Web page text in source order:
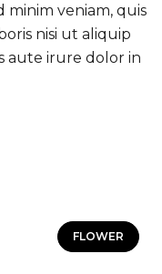
minim veniam, quis
nisi ut aliquip
aute irure dolor in
FLOWER